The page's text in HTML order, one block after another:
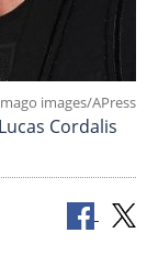
images/APress
Cordalis